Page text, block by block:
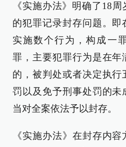
《实施办法》明确了18
的犯罪记录封存问题。
实施数个行为，构成一
罪，主要犯罪行为是在年
的，被判处或者决定执行
罚以及免予刑事处罚的未
当对全案依法予以封存。
《实施办法》在封存内